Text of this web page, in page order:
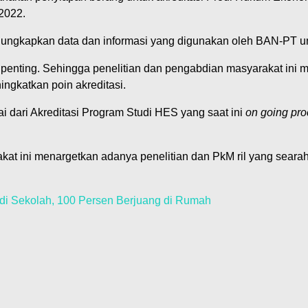
data dan informasi yang digunakan oleh BAN-PT
Sehingga penelitian dan pengabdian masyarakat ini
poin akreditasi.
dari Akreditasi Program Studi HES yang saat ini on going
ini menargetkan adanya penelitian dan PkM ril yang
Sekolah, 100 Persen Berjuang di Rumah